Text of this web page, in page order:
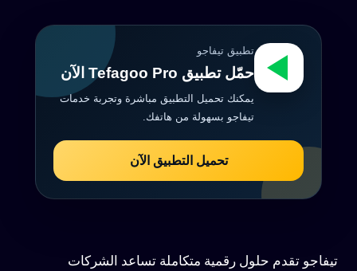
تطبيق تيفاجو
حمّل تطبيق Tefagoo Pro الآن
يمكنك تحميل التطبيق مباشرة وتجربة خدمات
تيفاجو بسهولة من هاتفك.
تحميل التطبيق الآن
تيفاجو تقدم حلول رقمية متكاملة تساعد الشركات